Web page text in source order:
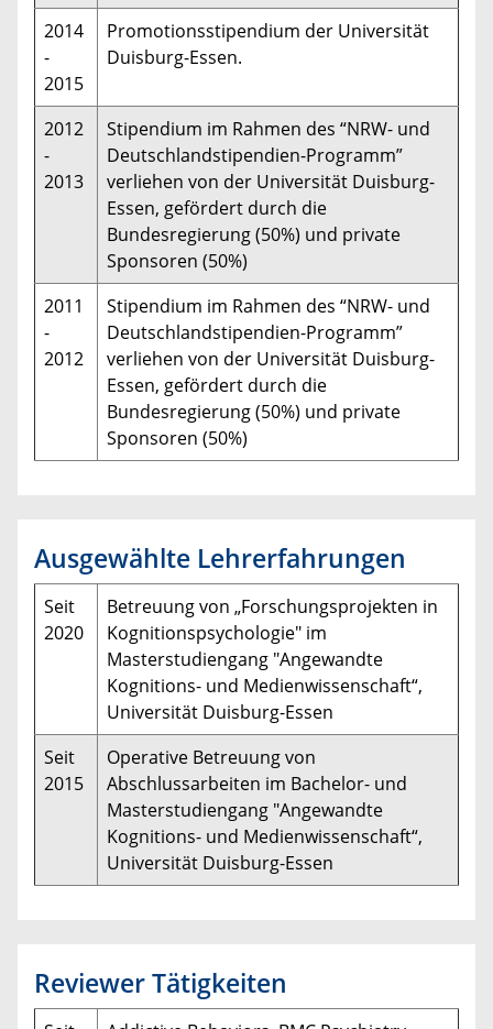
2014
-
2015
Promotionsstipendium der Universität
Duisburg-Essen.
2012
-
2013
Stipendium im Rahmen des “NRW- und
Deutschlandstipendien-Programm”
verliehen von der Universität Duisburg-
Essen, gefördert durch die
Bundesregierung (50%) und private
Sponsoren (50%)
2011
-
2012
Stipendium im Rahmen des “NRW- und
Deutschlandstipendien-Programm”
verliehen von der Universität Duisburg-
Essen, gefördert durch die
Bundesregierung (50%) und private
Sponsoren (50%)
Ausgewählte Lehrerfahrungen
Seit
2020
Betreuung von „Forschungsprojekten in
Kognitionspsychologie" im
Masterstudiengang "Angewandte
Kognitions- und Medienwissenschaft“,
Universität Duisburg-Essen
Seit
2015
Operative Betreuung von
Abschlussarbeiten im Bachelor- und
Masterstudiengang "Angewandte
Kognitions- und Medienwissenschaft“,
Universität Duisburg-Essen
Reviewer Tätigkeiten